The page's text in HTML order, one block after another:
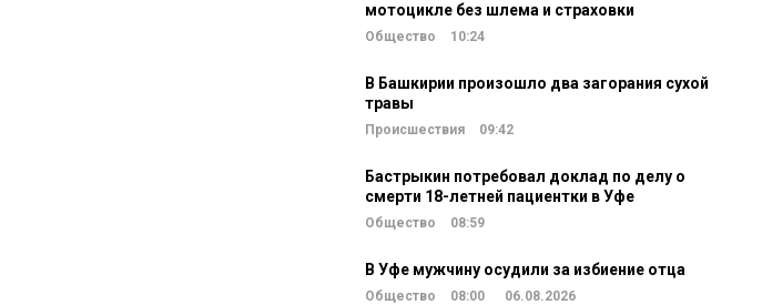
мотоцикле без шлема и страховки
Общество 10:24
В Башкирии произошло два загорания сухой
травы
Происшествия 09:42
Бастрыкин потребовал доклад по делу о
смерти 18-летней пациентки в Уфе
Общество 08:59
В Уфе мужчину осудили за избиение отца
Общество 08:00 06.08.2026